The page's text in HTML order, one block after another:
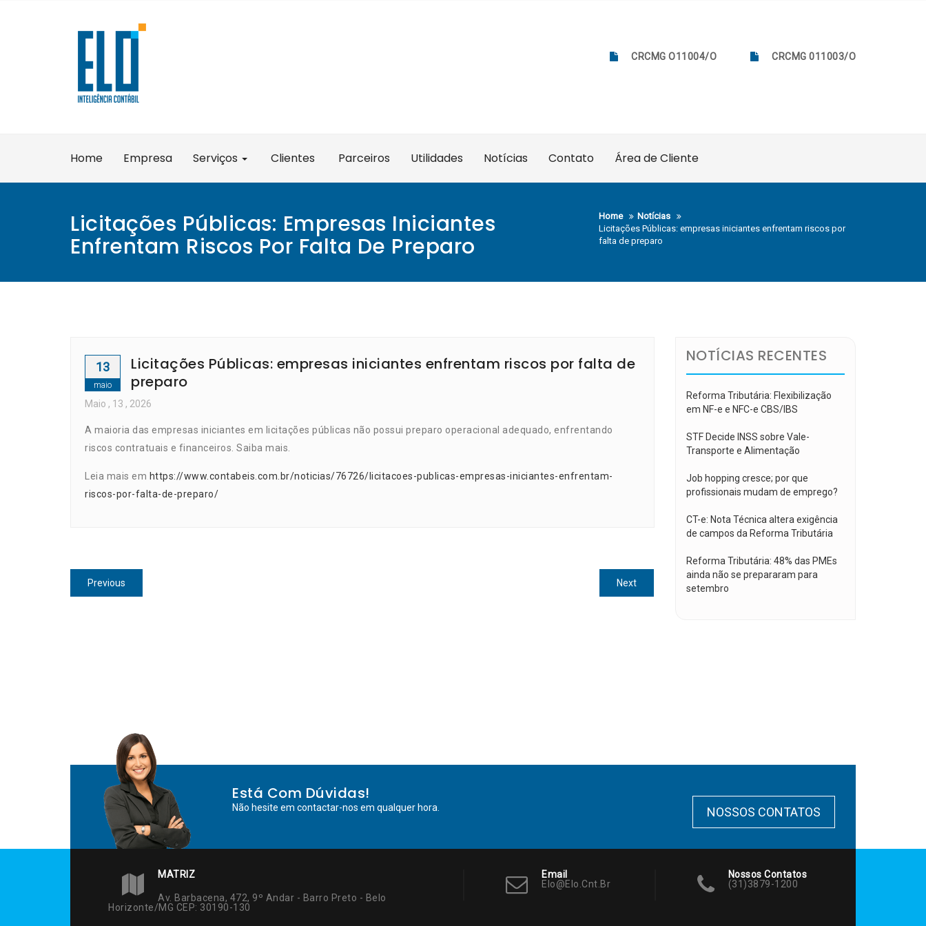
CRCMG O11004/O CRCMG 011003/O
Home Empresa Serviços Clientes Parceiros Utilidades Notícias Contato Área de Cliente
Licitações Públicas: Empresas Iniciantes
Enfrentam Riscos Por Falta De Preparo
Home
Notícias
Licitações Públicas: empresas iniciantes enfrentam riscos por
falta de preparo
13
maio
Licitações Públicas: empresas iniciantes enfrentam riscos por falta de
preparo
Maio , 13 , 2026
A maioria das empresas iniciantes em licitações públicas não possui preparo operacional adequado, enfrentando
riscos contratuais e financeiros. Saiba mais.
Leia mais em https://www.contabeis.com.br/noticias/76726/licitacoes-publicas-empresas-iniciantes-enfrentam-
riscos-por-falta-de-preparo/
Navegação
de
Previous
post:
NextNext
post:
NOTÍCIAS RECENTES
Reforma Tributária: Flexibilização
em NF-e e NFC-e CBS/IBS
STF Decide INSS sobre Vale-
Transporte e Alimentação
Job hopping cresce; por que
profissionais mudam de emprego?
CT-e: Nota Técnica altera exigência
de campos da Reforma Tributária
Reforma Tributária: 48% das PMEs
ainda não se prepararam para
setembro
Está Com Dúvidas!
Não hesite em contactar-nos em qualquer hora. NOSSOS CONTATOS
MATRIZ
Av. Barbacena, 472, 9º Andar - Barro Preto - Belo
Horizonte/MG CEP: 30190-130
Email
Elo@elo.cnt.br
Nossos Contatos
(31)3879-1200